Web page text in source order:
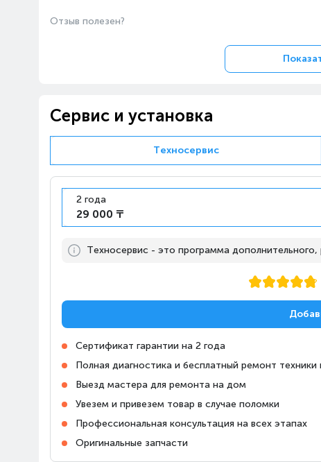
Отзыв полезен?
Сервис и установка
Техносервис
2 года
29 000 ₸
Техносервис - это программа
Сертификат гарантии на 2 года
Полная диагностика и бесплатный ремонт техники
Выезд мастера для ремонта на дом
Увезем и привезем товар в случае поломки
Профессиональная консультация на всех этапах
Оригинальные запчасти